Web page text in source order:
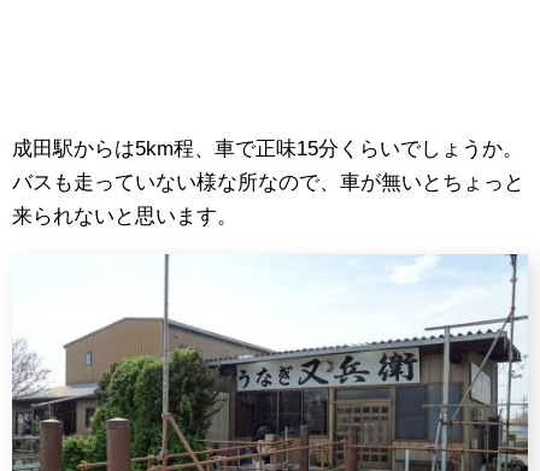
成田駅からは5km程、車で正味15分くらいでしょうか。
バスも走っていない様な所なので、車が無いとちょっと
来られないと思います。